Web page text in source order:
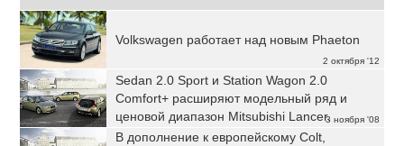
2 октября '12
Volkswagen работает над новым Phaeton
3 ноября '08
Sedan 2.0 Sport и Station Wagon 2.0
Comfort+ расширяют модельный ряд и
ценовой диапазон Mitsubishi Lancer.
В дополнение к европейскому Colt,